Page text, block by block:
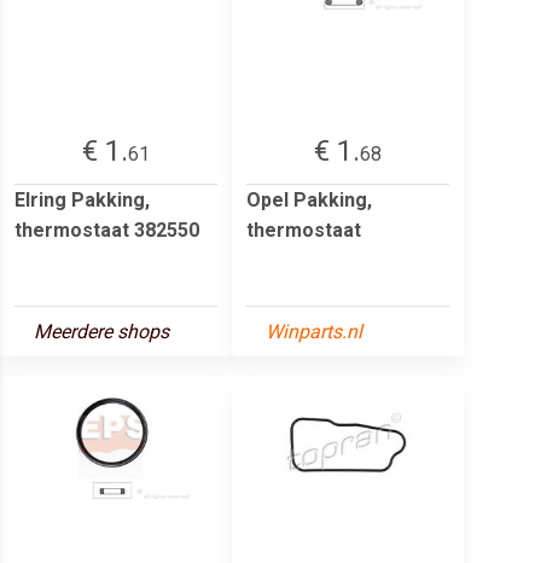
€ 1.61
Elring Pakking,
thermostaat 382550
Meerdere shops
€ 1.68
Opel Pakking,
thermostaat
Winparts.nl